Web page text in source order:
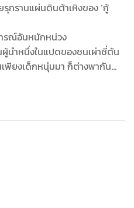
กรานแผ่นดินต้าเหิงของ ‘กู้
รณ์อันหนักหน่วง
ผู้นำหนึ่งในแปดของชนเผ่าชี่ตัน
เพียงเด็กหนุ่มมา ก็ต่างพากัน
งดี จนถึงขั้นเกลียดเข้า
มสนใจของเซวียหย่วนแม้แต่
รรบแล้ว
ามหลับและยามตื่นเท่านั้น